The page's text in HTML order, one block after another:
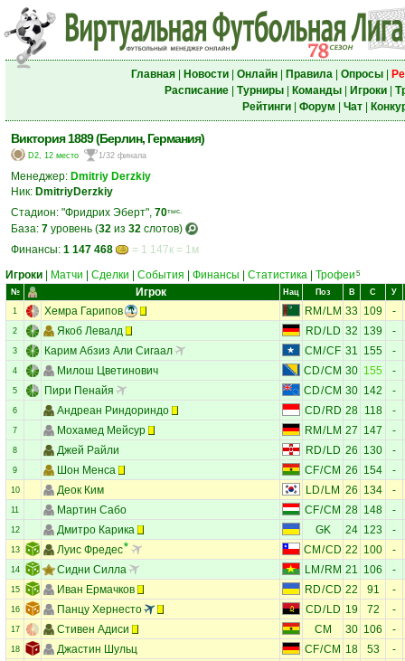
Главная| Новости| Онлайн| Правила| Опросы|
Расписание| Турниры| Команды| Игроки|
Рейтинги| Форум Чат|
Виктория 1889 (Берлин, Германия)
D2, 12 место 1/32 финала
Менеджер: Dmitriy Derzkiy
Ник: DmitriyDerzkiy
Стадион: "Фридрих Эберт", 70тыс.
База: 7 уровень (32 из 32 слотов)
Финансы: 1 147 468
= 1 147к = 1м
Игроки
Матчи Сделки События Финансы Статистика Трофеи 5
№ Игрок Нац Поз В С У
1 Хемра Гарипов RM /LM 33 109 -
2 Якоб Левалд RD/LD 32 139 -
3 Карим Абзиз Али Сигаал CM /CF 31 155 -
4 Милош Цветинович CD/CM 30 155 -
5 Пири Пенайя CD/CM 30 142 -
6 Андреан Риндориндо CD/RD 28 118 -
7 Мохамед Мейсур RM /LM 27 147 -
8 Джей Райли RD/LD 26 130 -
9 Шон Менса CF/CM 26 154 -
10 Деок Ким LD/ LM 26 134 -
11 Мартин Сабо CF/CM 28 148 -
12 Дмитро Карика GK 24 123 -
13 Луис Фредес CM /CD 22 100 -
14 Сидни Силла LM /RM 21 106 -
15 Иван Ермачков RD/CD 22 91 -
16 Панцу Хернесто CD/LD 19 72 -
17 Стивен Адиси CM 30 106 -
18 Джастин Шульц CF/CM 18 53 -